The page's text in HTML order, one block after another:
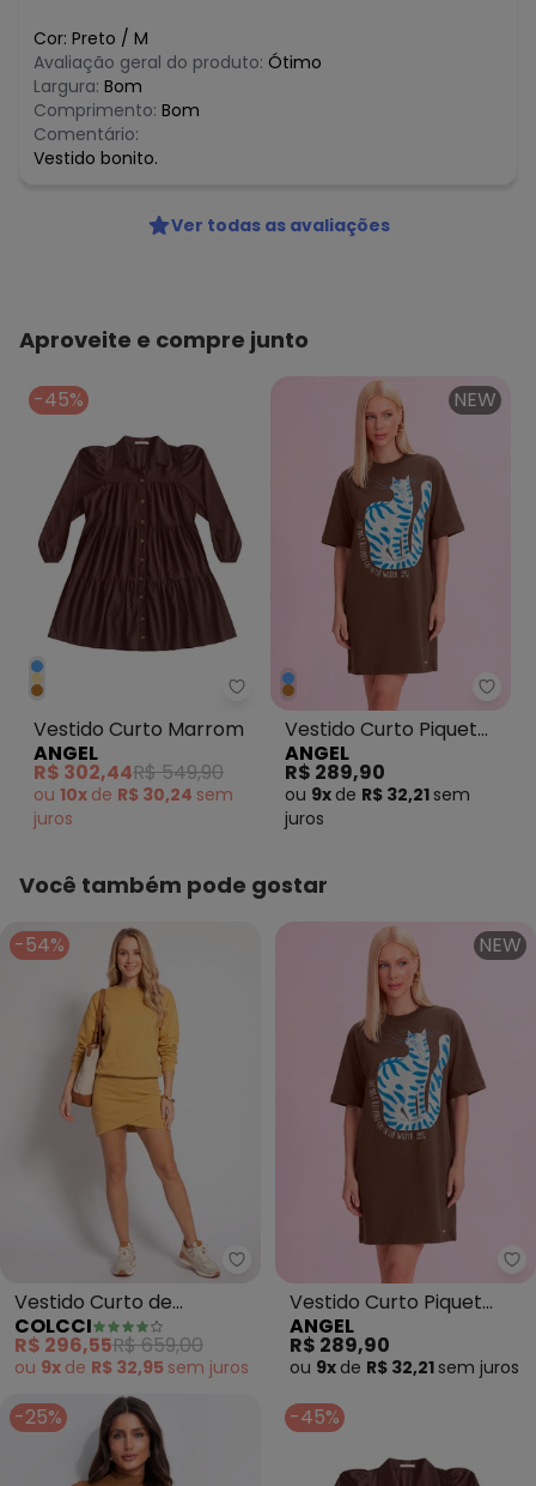
O preço apresentado abaixo é o menor oferecido em
algum dia do mês, para o menor tamanho disponível.
agosto/2026
julho/2026
junho/2026
maio/2026
Cor: Preto / M
Avaliação geral do produto: Ótimo
Largura: Bom
Comprimento: Bom
Comentário:
Vestido bonito.
Ver todas as avaliações
Aproveite e compre junto
-45%
Angel - Vestido Curto Marrom
Vestido Curto Marrom
ANGEL
R$ 302,44R$ 549,90
ou 10x de R$ 30,24 sem
juros
NEW
Vestido Curto Piquet
Marrom
ANGEL
R$ 289,90
ou 9x de R$ 32,21 sem
juros
Você também pode gostar
-54%
Colcci - Vestido Curto de
Vestido Curto de
Moletom (Marrom)
COLCCI
R$ 296,55R$ 659,00
ou 9x de R$ 32,95 sem juros
NEW
Vestido Curto Piquet
(Marrom)
ANGEL
R$ 289,90
ou 9x de R$ 32,21 sem juros
-25% -45%